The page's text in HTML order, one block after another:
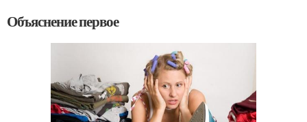
Объяснение первое